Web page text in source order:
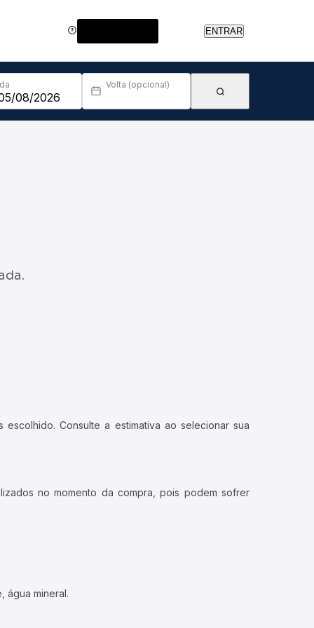
ENTRAR
Volta (opcional)
Consulte a estimativa ao selecionar sua
no momento da compra, pois podem sofrer
água mineral.